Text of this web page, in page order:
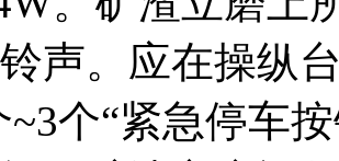
声。应在操纵
~3个“紧急停车